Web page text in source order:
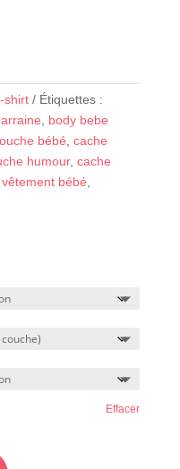
shirt
Étiquettes :
body bebe
bébé cache
humour, cache
vêtement bébé
:
Effacer